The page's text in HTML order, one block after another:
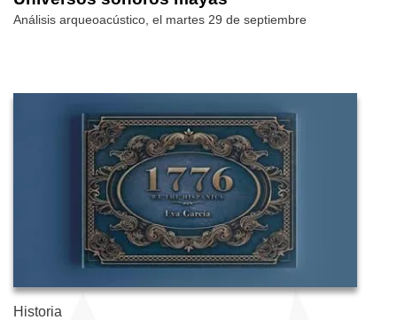
Análisis arqueoacústico, el martes 29 de septiembre
Historia